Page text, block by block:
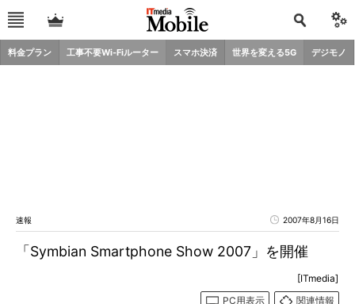
料金プラン 工事不要Wi-Fiルーター スマホ決済 世界を変える5G デジモノ
速報 2007年8月16日
「Symbian Smartphone Show 2007」を開催
[ITmedia]
PC用表示
関連情報